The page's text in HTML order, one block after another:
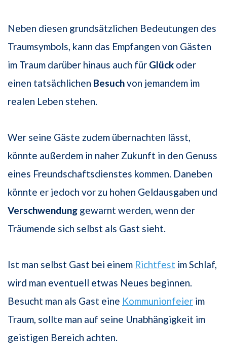
Neben diesen grundsätzlichen Bedeutungen des
Traumsymbols, kann das Empfangen von Gästen
im Traum darüber hinaus auch für Glück oder
einen tatsächlichen Besuchvon jemandem im
realen Leben stehen.
Wer seine Gäste zudem übernachten lässt,
könnte außerdem in naher Zukunft in den Genuss
eines Freundschaftsdienstes kommen. Daneben
könnte er jedoch vor zu hohen Geldausgaben und
Verschwendung gewarnt werden, wenn der
Träumende sich selbst als Gast sieht.
Ist man selbst Gast bei einem Richtfest im Schlaf,
wird man eventuell etwas Neues beginnen.
Besucht man als Gast eine Kommunionfeier im
Traum, sollte man auf seine Unabhängigkeit im
geistigen Bereich achten.